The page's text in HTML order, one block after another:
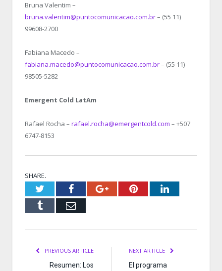
Bruna Valentim –
bruna.valentim@puntocomunicacao.com.br– (55 11)
99608-2700
Fabiana Macedo –
fabiana.macedo@puntocomunicacao.com.br– (55 11)
98505-5282
Emergent Cold LatAm
Rafael Rocha – rafael.rocha@emergentcold.com – +507
6747-8153
SHARE.
TwitterFacebookGoogle+PinterestLinkedIn
Tumblr Email
PREVIOUS ARTICLE
Resumen: Los
NEXT ARTICLE
El programa